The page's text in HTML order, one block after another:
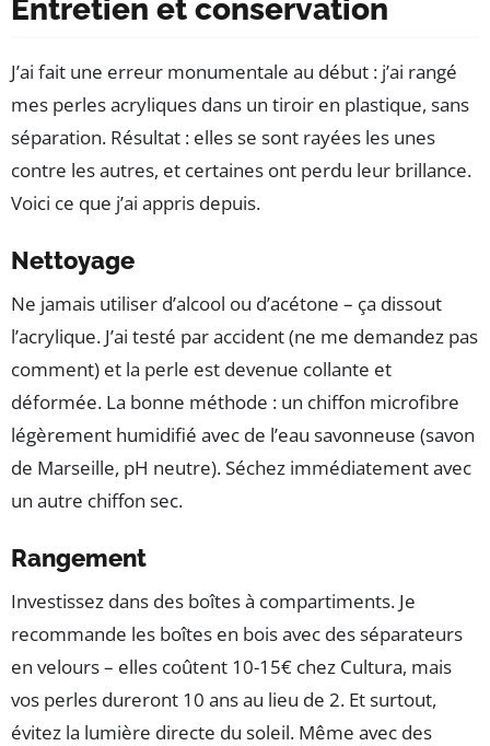
Entretien et conservation
J’ai fait une erreur monumentale au début : j’ai rangé
mes perles acryliques dans un tiroir en plastique, sans
séparation. Résultat : elles se sont rayées les unes
contre les autres, et certaines ont perdu leur brillance.
Voici ce que j’ai appris depuis.
Nettoyage
Ne jamais utiliser d’alcool ou d’acétone – ça dissout
l’acrylique. J’ai testé par accident (ne me demandez pas
comment) et la perle est devenue collante et
déformée. La bonne méthode : un chiffon microfibre
légèrement humidifié avec de l’eau savonneuse (savon
de Marseille, pH neutre). Séchez immédiatement avec
un autre chiffon sec.
Rangement
Investissez dans des boîtes à compartiments. Je
recommande les boîtes en bois avec des séparateurs
en velours – elles coûtent 10-15€ chez Cultura, mais
vos perles dureront 10 ans au lieu de 2. Et surtout,
évitez la lumière directe du soleil. Même avec des